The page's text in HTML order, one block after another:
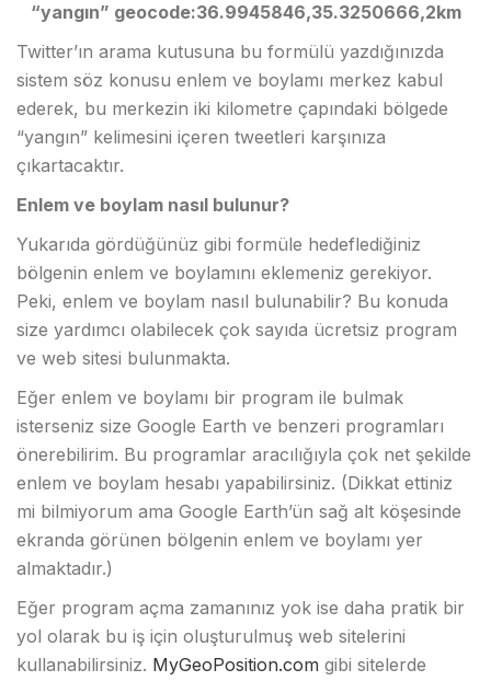
“yangın” geocode:36.9945846,35.3250666,2km
Twitter’ın arama kutusuna bu formülü yazdığınızda
sistem söz konusu enlem ve boylamı merkez kabul
ederek, bu merkezin iki kilometre çapındaki bölgede
“yangın” kelimesini içeren tweetleri karşınıza
çıkartacaktır.
Enlem ve boylam nasıl bulunur?
Yukarıda gördüğünüz gibi formüle hedeflediğiniz
bölgenin enlem ve boylamını eklemeniz gerekiyor.
Peki, enlem ve boylam nasıl bulunabilir? Bu konuda
size yardımcı olabilecek çok sayıda ücretsiz program
ve web sitesi bulunmakta.
Eğer enlem ve boylamı bir program ile bulmak
isterseniz size Google Earth ve benzeri programları
önerebilirim. Bu programlar aracılığıyla çok net şekilde
enlem ve boylam hesabı yapabilirsiniz. (Dikkat ettiniz
mi bilmiyorum ama Google Earth’ün sağ alt köşesinde
ekranda görünen bölgenin enlem ve boylamı yer
almaktadır.)
Eğer program açma zamanınız yok ise daha pratik bir
yol olarak bu iş için oluşturulmuş web sitelerini
kullanabilirsiniz. MyGeoPosition.com gibi sitelerde